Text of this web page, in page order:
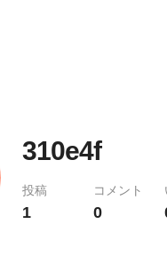
310e4f
投稿
1
コメント
0